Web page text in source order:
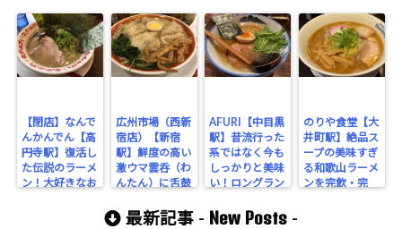
【閉店】なんで
んかんでん【高
円寺駅】復活し
た伝説のラーメ
ン！大好きなお
広州市場（西新
宿店）【新宿
駅】鮮度の高い
激ウマ雲呑（わ
んたん）に舌鼓
価値アリだ！
AFURI【中目黒
駅】昔流行った
系ではなく今も
しっかりと美味
い！ロングラン
オリティラーメ
のりや食堂【大
井町駅】絶品ス
ープの美味すぎ
る和歌山ラーメ
ンを完飲・完
最新記事 - New Posts -